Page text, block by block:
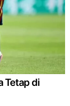
Tetap di